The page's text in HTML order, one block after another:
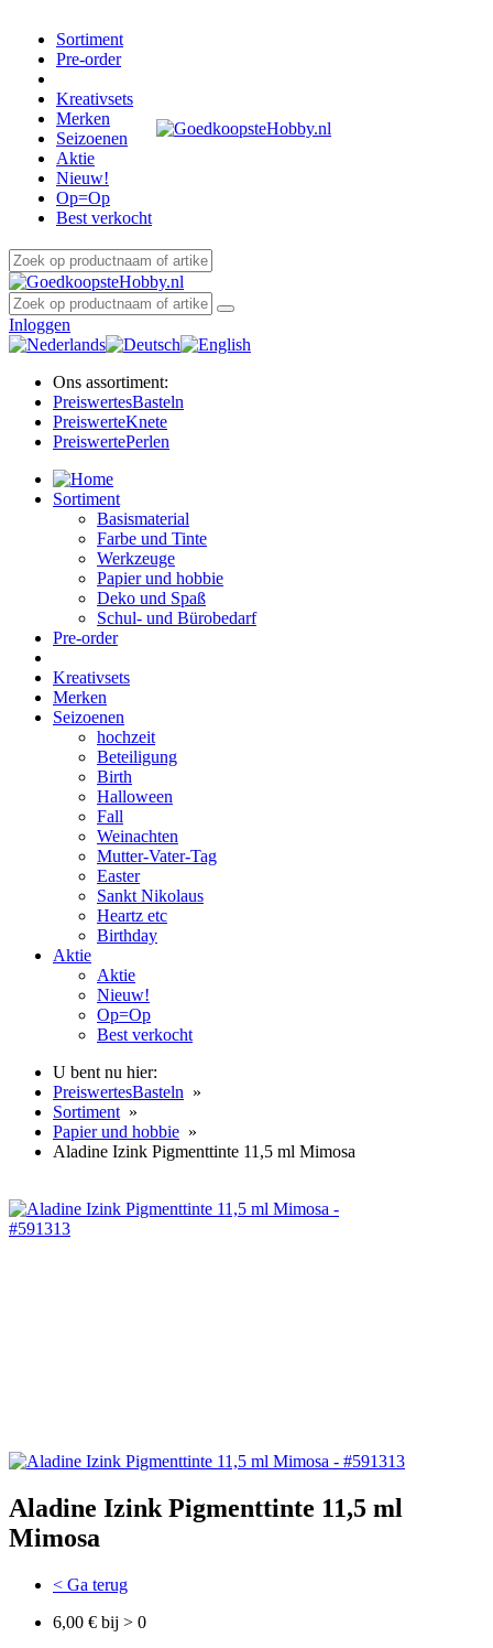
Sortiment
Pre-order
Kreativsets
Merken
Seizoenen
Aktie
Nieuw!
Op=Op
Best verkocht
Inloggen
Ons assortiment:
PreiswertesBasteln
PreiswerteKnete
PreiswertePerlen
Sortiment
Basismaterial
Farbe und Tinte
Werkzeuge
Papier und hobbie
Deko und Spaß
Schul- und Bürobedarf
Pre-order
Kreativsets
Merken
Seizoenen
hochzeit
Beteiligung
Birth
Halloween
Fall
Weinachten
Mutter-Vater-Tag
Easter
Sankt Nikolaus
Heartz etc
Birthday
Aktie
Aktie
Nieuw!
Op=Op
Best verkocht
U bent nu hier:
PreiswertesBasteln »
Sortiment »
Papier und hobbie »
Aladine Izink Pigmenttinte 11,5 ml Mimosa
Aladine Izink Pigmenttinte 11,5 ml
Mimosa
< Ga terug
6,00 € bij > 0